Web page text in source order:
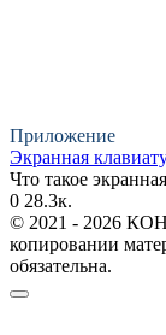
Приложение
Экранная
Что такое
0 28.3к.
© 2021 - 2026
копировании
обязательна.